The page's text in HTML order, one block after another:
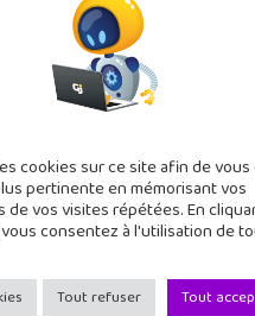
Facebook : nouvelles
po...
cookies sur ce site afin de
pertinente en mémorisant vos
vos visites répétées. En
consentez à l'utilisation de
Tout refuser Tout